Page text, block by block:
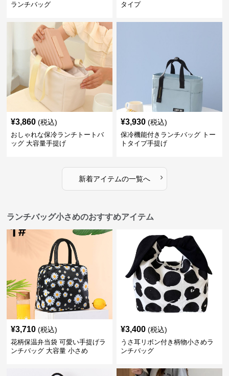
ランチバッグ
タイプ
¥3,860 (税込)
おしゃれな保冷ランチトートバ
ッグ 大容量手提げ
¥3,930 (税込)
保冷機能付きランチバッグ トー
トタイプ手提げ
新着アイテムの一覧へ ›
ランチバッグ小さめのおすすめアイテム
¥3,710 (税込)
花柄保温弁当袋 可愛い手提げラ
ンチバッグ 大容量 小さめ
¥3,400 (税込)
うさ耳リボン付き柄物小さめラ
ンチバッグ